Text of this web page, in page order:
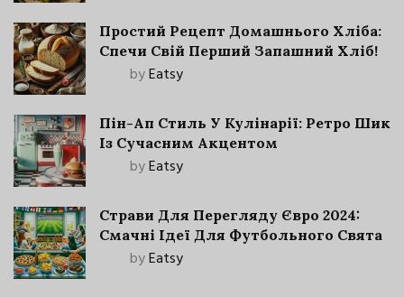
Простий Рецепт Домашнього Хліба:
Спечи Свій Перший Запашний Хліб!
byEatsy
Пін-Ап Стиль У Кулінарії: Ретро Шик
Із Сучасним Акцентом
byEatsy
Страви Для Перегляду Євро 2024:
Смачні Ідеї Для Футбольного Свята
byEatsy